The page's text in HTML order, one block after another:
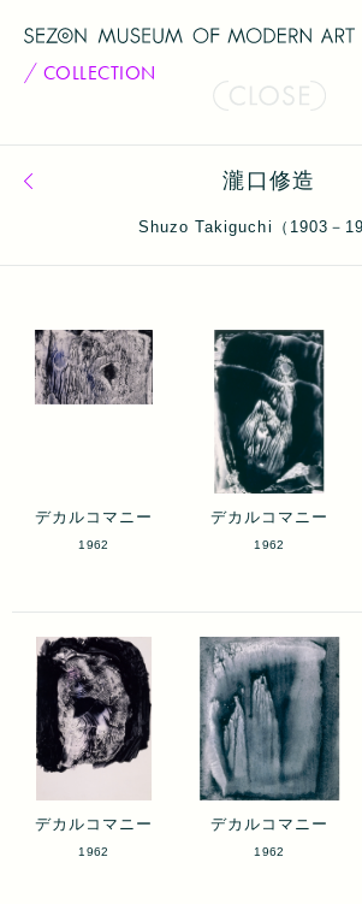
COLLECTION
コレクション一覧へ戻る瀧口修造
Shuzo Takiguchi（1903－
デカルコマニー
1962
デカルコマニー
1962
デカルコマニー
1962
デカルコマニー
1962